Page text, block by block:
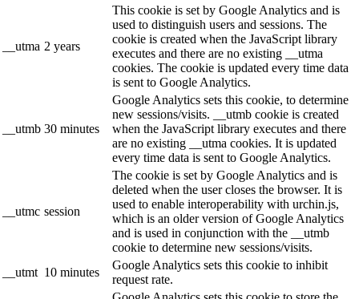
__utma 2 years
This cookie is set by Google Analytics and is
used to distinguish users and sessions. The
cookie is created when the JavaScript library
executes and there are no existing __utma
cookies. The cookie is updated every time data
is sent to Google Analytics.
__utmb 30 minutes
Google Analytics sets this cookie, to determine
new sessions/visits. __utmb cookie is created
when the JavaScript library executes and there
are no existing __utma cookies. It is updated
every time data is sent to Google Analytics.
__utmc session
The cookie is set by Google Analytics and is
deleted when the user closes the browser. It is
used to enable interoperability with urchin.js,
which is an older version of Google Analytics
and is used in conjunction with the __utmb
cookie to determine new sessions/visits.
__utmt 10 minutes
Google Analytics sets this cookie to inhibit
request rate.